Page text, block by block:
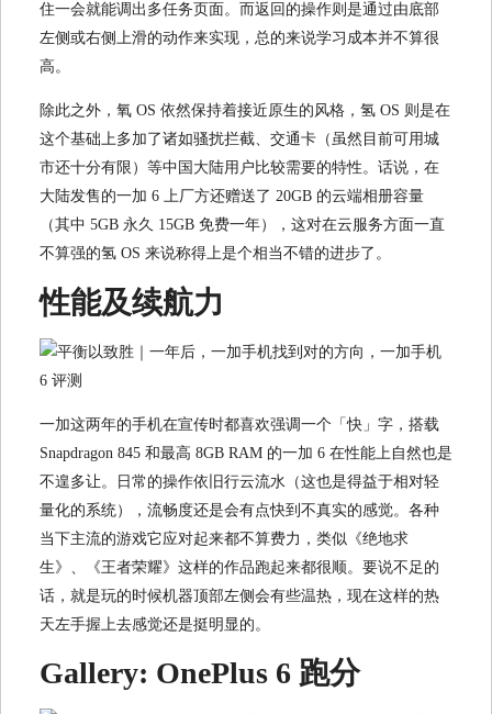
住一会就能调出多任务页面。而返回的操作则是通过由底部
左侧或右侧上滑的动作来实现，总的来说学习成本并不算很
高。
除此之外，氧 OS 依然保持着接近原生的风格，氢 OS 则是在
这个基础上多加了诸如骚扰拦截、交通卡（虽然目前可用城
市还十分有限）等中国大陆用户比较需要的特性。话说，在
大陆发售的一加 6 上厂方还赠送了 20GB 的云端相册容量
（其中 5GB 永久 15GB 免费一年），这对在云服务方面一直
不算强的氢 OS 来说称得上是个相当不错的进步了。
性能及续航力
一加这两年的手机在宣传时都喜欢强调一个「快」字，搭载
Snapdragon 845 和最高 8GB RAM 的一加 6 在性能上自然也是
不遑多让。日常的操作依旧行云流水（这也是得益于相对轻
量化的系统），流畅度还是会有点快到不真实的感觉。各种
当下主流的游戏它应对起来都不算费力，类似《绝地求
生》、《王者荣耀》这样的作品跑起来都很顺。要说不足的
话，就是玩的时候机器顶部左侧会有些温热，现在这样的热
天左手握上去感觉还是挺明显的。
Gallery: OnePlus 6 跑分